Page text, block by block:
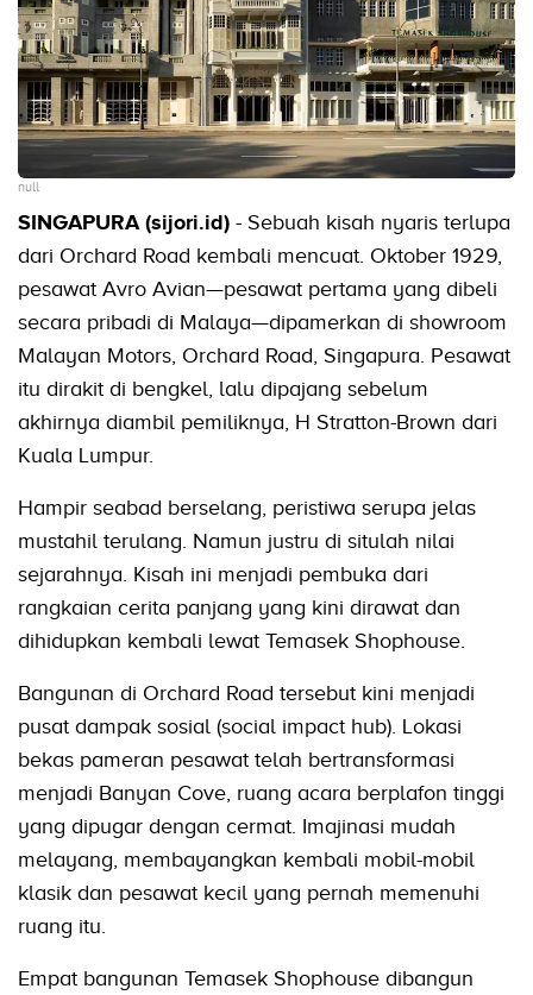
null
SINGAPURA (sijori.id) - Sebuah kisah nyaris terlupa
dari Orchard Road kembali mencuat. Oktober 1929,
pesawat Avro Avian—pesawat pertama yang dibeli
secara pribadi di Malaya—dipamerkan di showroom
Malayan Motors, Orchard Road, Singapura. Pesawat
itu dirakit di bengkel, lalu dipajang sebelum
akhirnya diambil pemiliknya, H Stratton-Brown dari
Kuala Lumpur.
Hampir seabad berselang, peristiwa serupa jelas
mustahil terulang. Namun justru di situlah nilai
sejarahnya. Kisah ini menjadi pembuka dari
rangkaian cerita panjang yang kini dirawat dan
dihidupkan kembali lewat Temasek Shophouse.
Bangunan di Orchard Road tersebut kini menjadi
pusat dampak sosial (social impact hub). Lokasi
bekas pameran pesawat telah bertransformasi
menjadi Banyan Cove, ruang acara berplafon tinggi
yang dipugar dengan cermat. Imajinasi mudah
melayang, membayangkan kembali mobil-mobil
klasik dan pesawat kecil yang pernah memenuhi
ruang itu.
Empat bangunan Temasek Shophouse dibangun